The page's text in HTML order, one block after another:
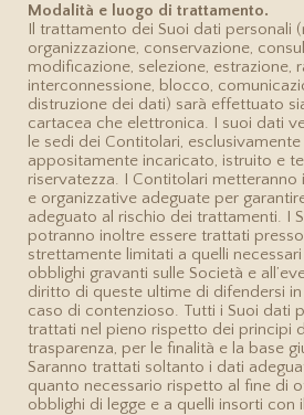
Modalità e luogo di trattamento.
Il trattamento dei Suoi dati personali
organizzazione, conservazione,
modificazione, selezione, estrazione,
interconnessione, blocco,
distruzione dei dati) sarà effettuato
cartacea che elettronica. I suoi dati
le sedi dei Contitolari,
appositamente incaricato, istruito e
riservatezza. I Contitolari
e organizzative adeguate per
adeguato al rischio dei trattamenti. I
potranno inoltre essere trattati
strettamente limitati a quelli
obblighi gravanti sulle Società e
diritto di queste ultime di difendersi in
caso di contenzioso. Tutti i Suoi dati
trattati nel pieno rispetto dei principi
trasparenza, per le finalità e la base
Saranno trattati soltanto i dati
quanto necessario rispetto al fine di
obblighi di legge e a quelli insorti con